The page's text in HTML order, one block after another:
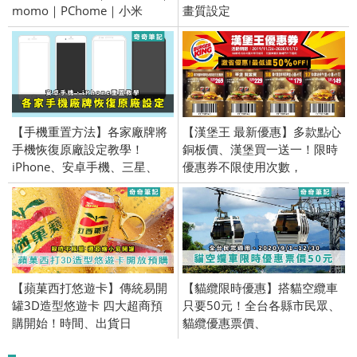
momo｜PChome｜小米
畫質設定
【手機重置方法】各家廠牌將
手機恢復原廠設定教學！
iPhone、安卓手機、三星、
HTC、重設手機
【漢堡王 最新優惠】多款點心
銅板價、漢堡買一送一！限時
優惠券不限使用次數，
11/26~1/13限定！
【蘋菓西打悠遊卡】傳統易開
罐3D造型悠遊卡 四大超商預
購開始！時間、出貨日
【貓纜限時優惠】搭貓空纜車
只要50元！全台各縣市民眾、
貓纜優惠票價、